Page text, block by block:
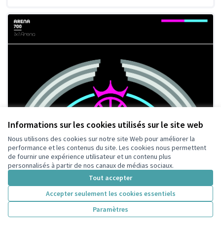
Informations sur les cookies utilisés sur le site web
Nous utilisons des cookies sur notre site Web pour améliorer la
performance et les contenus du site. Les cookies nous permettent
de fournir une expérience utilisateur et un contenu plus
personnalisés à partir de nos canaux de médias sociaux.
Tout accepter
Accepter seulement les cookies essentiels
Paramètres
Projet pour un terrain de basket ball
public à Colombes
Retenue
One x One Arena 201